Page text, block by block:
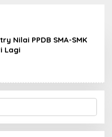
Nelayan Sampang
Nilai PPDB SMA-SMK
Lagi